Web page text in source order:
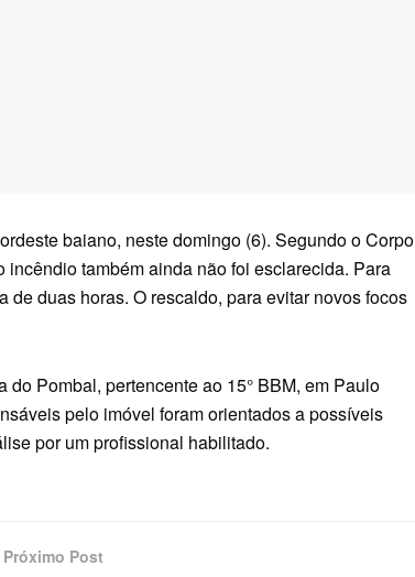
baiano, neste domingo (6). Segundo o Corpo
também ainda não foi esclarecida. Para
duas horas. O rescaldo, para evitar novos focos
Pombal, pertencente ao 15° BBM, em Paulo
pelo imóvel foram orientados a possíveis
por um profissional habilitado.
Próximo Post